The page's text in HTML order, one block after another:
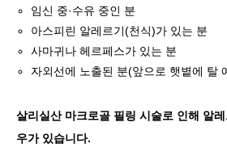
임신 중·수유 중인 분
아스피린 알레르기(천식)가 있는 분
사마귀나 헤르페스가 있는 분
자외선에 노출된 분(앞으로 햇볕에 탈
살리실산 마크로골 필링 시술로 인해 알
우가 있습니다.